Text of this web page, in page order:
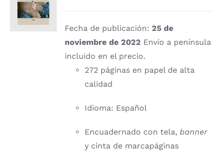
CARRITO
/
DETALLES
Fecha de publicación:25 de
noviembre de 2022 Envío a península
incluido en el precio.
272 páginas en papel de alta
calidad
Idioma: Español
Encuadernado con tela,banner
y cinta de marcapáginas